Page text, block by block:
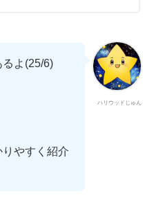
ハリウッドじゅん
よ(25/6)
やすく紹介